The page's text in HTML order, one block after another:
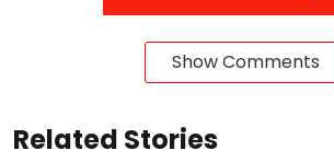
Show Comments
Related Stories